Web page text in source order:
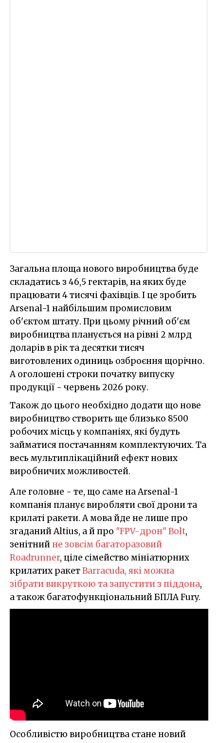
Загальна площа нового виробництва буде
складатись з 46,5 гектарів, на яких буде
працювати 4 тисячі фахівців. І це зробить
Arsenal-1 найбільшим промисловим
об'єктом штату. При цьому річний об'єм
виробництва планується на рівні 2 млрд
доларів в рік та десятки тисяч
виготовлених одиниць озброєння щорічно.
А оголошені строки початку випуску
продукції - червень 2026 року.
Також до цього необхідно додати що нове
виробництво створить ще близько 8500
робочих місць у компаніях, які будуть
займатися постачанням комплектуючих. Та
весь мультиплікаційний ефект нових
виробничих можливостей.
Але головне - те, що саме на Arsenal-1
компанія планує виробляти свої дрони та
крилаті ракети. А мова йде не лише про
згаданий Altius, а й про "FPV-дрон" Bolt,
зенітнийне зовсім багаторазовий
Roadrunner, ціле сімейство мініатюрних
крилатих ракетBarracuda, які можна
зібрати викруткою та запустити з піддона,
а також багатофункціональний БПЛА Fury.
Особливістю виробництва стане новий